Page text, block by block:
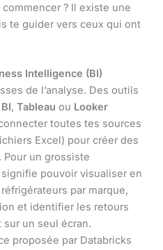
? Il existe une
te guider vers ceux qui ont
Intelligence (BI)
de l’analyse. Des outils
, Tableau ou Looker
toutes tes sources
Excel) pour créer des
un grossiste
signifie pouvoir visualiser en
par marque,
et identifier les retours
un seul écran.
proposée par Databricks